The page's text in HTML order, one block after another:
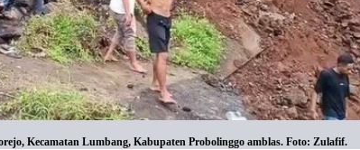
Kecamatan Lumbang, Kabupaten Probolinggo amblas. Foto: Zulafif.